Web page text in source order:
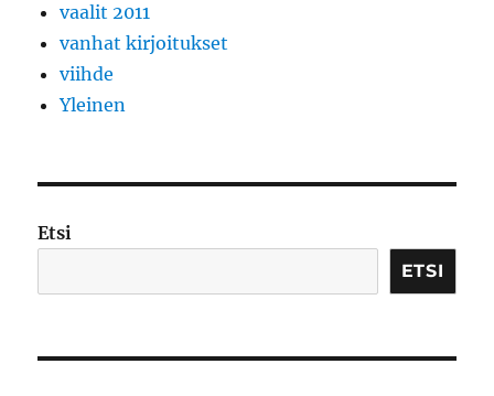
vaalit 2011
vanhat kirjoitukset
viihde
Yleinen
Etsi
ETSI